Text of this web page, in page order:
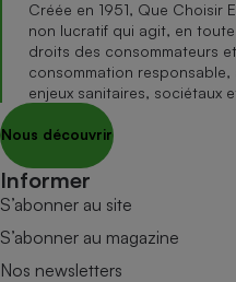
Créée en 1951, Que Choisir
non lucratif qui agit, en
droits des consommateurs
consommation
enjeux sanitaires, sociétaux
Nous découvrir
Informer
S’abonner au site
S’abonner au magazine
Nos newsletters